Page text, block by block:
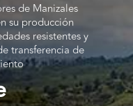
de Manizales
su producción
resistentes y
transferencia de